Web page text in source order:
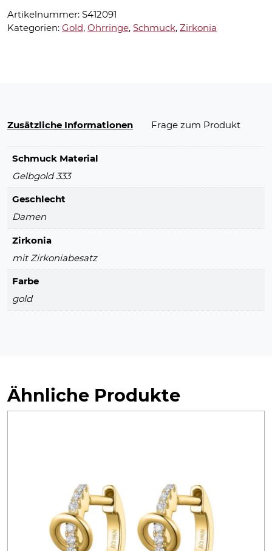
Artikelnummer: S412091
Kategorien: Gold, Ohrringe, Schmuck, Zirkonia
Zusätzliche Informationen Frage zum Produkt
Schmuck Material
Gelbgold 333
Geschlecht
Damen
Zirkonia
mit Zirkoniabesatz
Farbe
gold
Ähnliche Produkte